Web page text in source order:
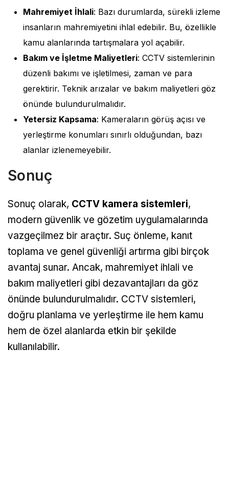
Mahremiyet İhlali: Bazı durumlarda, sürekli izleme
insanların mahremiyetini ihlal edebilir. Bu, özellikle
kamu alanlarında tartışmalara yol açabilir.
Bakım ve İşletme Maliyetleri: CCTV sistemlerinin
düzenli bakımı ve işletilmesi, zaman ve para
gerektirir. Teknik arızalar ve bakım maliyetleri göz
önünde bulundurulmalıdır.
Yetersiz Kapsama: Kameraların görüş açısı ve
yerleştirme konumları sınırlı olduğundan, bazı
alanlar izlenemeyebilir.
Sonuç
Sonuç olarak, CCTV kamera sistemleri,
modern güvenlik ve gözetim uygulamalarında
vazgeçilmez bir araçtır. Suç önleme, kanıt
toplama ve genel güvenliği artırma gibi birçok
avantaj sunar. Ancak, mahremiyet ihlali ve
bakım maliyetleri gibi dezavantajları da göz
önünde bulundurulmalıdır. CCTV sistemleri,
doğru planlama ve yerleştirme ile hem kamu
hem de özel alanlarda etkin bir şekilde
kullanılabilir.